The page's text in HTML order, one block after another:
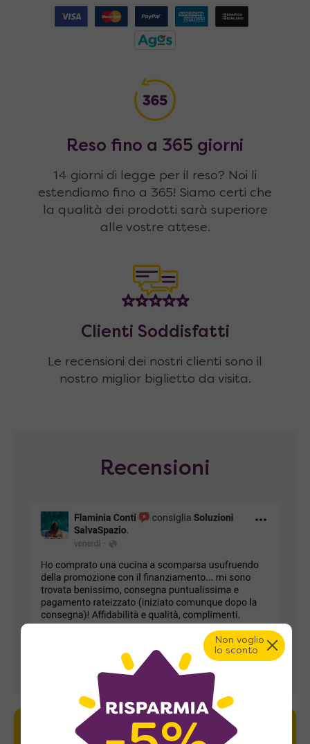
Reso fino a 365 giorni
14 giorni di legge per il reso? Noi li
estendiamo fino a 365! Siamo certi che
la qualità dei prodotti sarà superiore
alle vostre attese.
Clienti Soddisfatti
Le recensioni dei nostri clienti sono il
nostro miglior biglietto da visita.
Recensioni
Non voglio
lo sconto